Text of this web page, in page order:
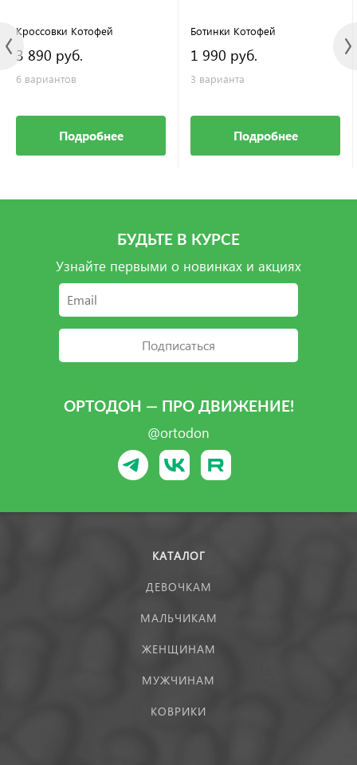
Кроссовки Котофей
3 890 руб.
6 вариантов
Подробнее
Ботинки Котофей
1 990 руб.
3 варианта
Подробнее
БУДЬТЕ В КУРСЕ
Узнайте первыми о новинках и акциях
Подписаться
ОРТОДОН — ПРО ДВИЖЕНИЕ!
@ortodon
КАТАЛОГ
ДЕВОЧКАМ
МАЛЬЧИКАМ
ЖЕНЩИНАМ
МУЖЧИНАМ
КОВРИКИ